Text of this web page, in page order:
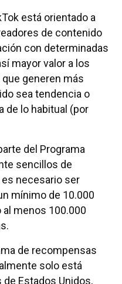
está orientado a
de contenido
con determinadas
mayor valor a los
generen más
sea tendencia o
de lo habitual (por
del Programa
sencillos de
necesario ser
mínimo de 10.000
menos 100.000
de recompensas
solo está
Estados Unidos,